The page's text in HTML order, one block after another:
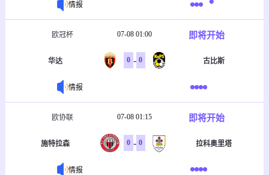
情报
欧冠杯 07-08 01:00 即将开始
华达 0 - 0 古比斯
情报
欧协联 07-08 01:15 即将开始
施特拉森 0 - 0 拉科奥里塔
情报